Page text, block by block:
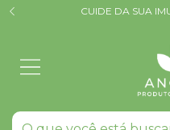
CUIDE DA SUA